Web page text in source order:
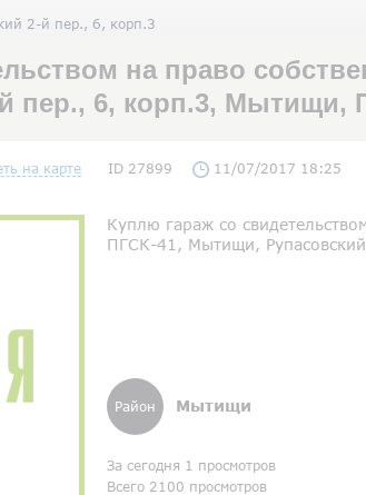
2-й пер., 6, корп.3
на право
пер., 6, корп.3, Мытищи,
на карте ID 27899 11/07/2017 18:25
Куплю гараж со
ПГСК-41, Мытищи,
Район Мытищи
За сегодня 1 просмотров
Всего 2100 просмотров